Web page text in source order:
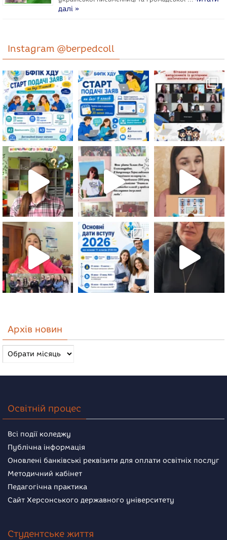
далі »
Instagram @berpedcoll
Архів новин
Архів
новин
Освітній процес
Всі події коледжу
Публічна інформація
Оновлені банківські реквізити для оплати освітніх послуг
Методичний кабінет
Педагогічна практика
Сайт Херсонського державного університету
Студентське життя